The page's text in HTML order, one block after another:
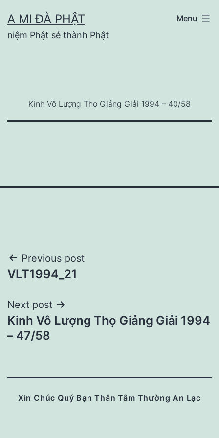
to
content
A MI ĐÀ PHẬT
niệm Phật sẻ thành Phật
Menu
Kinh Vô Lượng Thọ Giảng Giải 1994 – 40/58
Post
navigation
Previous post
VLT1994_21
Next post
Kinh Vô Lượng Thọ Giảng Giải 1994
– 47/58
Xin Chúc Quý Bạn Thân Tâm Thường An Lạc